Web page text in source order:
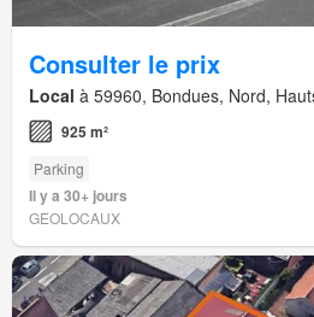
Consulter le prix
Local à 59960, Bondues, Nord,
925 m²
Parking
Il y a 30+ jours
GEOLOCAUX